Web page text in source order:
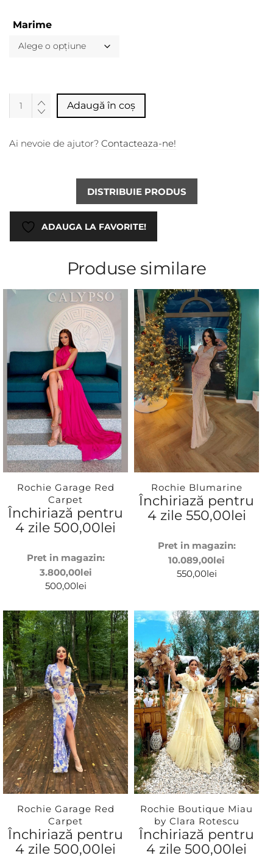
Marime
Adaugă în coș
Ai nevoie de ajutor? Contacteaza-ne!
DISTRIBUIE PRODUS
ADAUGA LA FAVORITE!
Produse similare
Rochie Garage Red
Carpet
Închiriază pentru
4 zile500,00lei
Pret in magazin:
3.800,00lei
500,00lei
Rochie Blumarine
Închiriază pentru
4 zile 550,00lei
Pret in magazin:
10.089,00lei
550,00lei
Rochie Garage Red
Carpet
Închiriază pentru
4 zile500,00lei
Rochie Boutique Miau
by Clara Rotescu
Închiriază pentru
4 zile500,00lei